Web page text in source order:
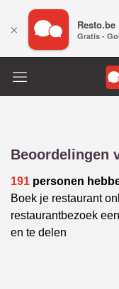
Beoordelingen
191 personen
Boek je restaurant
restaurantbezoek
en te delen
× Resto.be
Gratis -